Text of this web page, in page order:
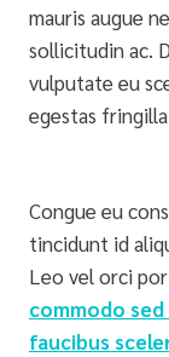
mauris augue
sollicitudin ac.
vulputate eu
egestas
Congue eu
tincidunt id
Leo vel orci
commodo
faucibus